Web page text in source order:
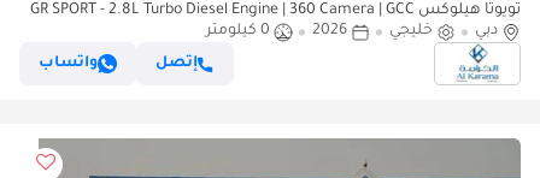
تويوتا هيلوكس GR SPORT - 2.8L Turbo Diesel Engine | 360 Camera | GCC
Specs | Brand New
دبي خليجي 2026
0 كيلومتر
إتصل
واتساب